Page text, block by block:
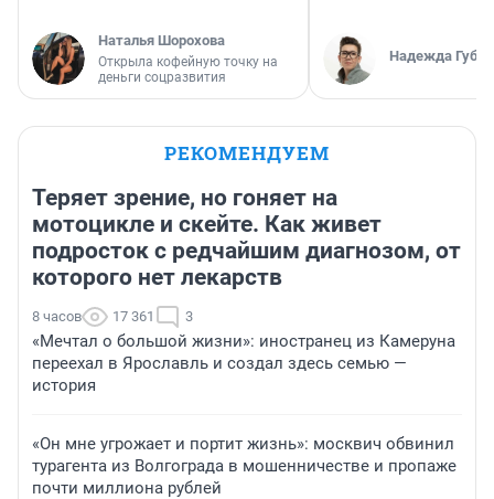
Наталья Шорохова
Открыла кофейную точку на
деньги соцразвития
Надежда
РЕКОМЕНДУЕМ
Теряет зрение, но гоняет на
мотоцикле и скейте. Как живет
подросток с редчайшим диагнозом, от
которого нет лекарств
8 часов 17 361 3
«Мечтал о большой жизни»: иностранец из Камеруна
переехал в Ярославль и создал здесь семью —
история
«Он мне угрожает и портит жизнь»: москвич обвинил
турагента из Волгограда в мошенничестве и пропаже
почти миллиона рублей